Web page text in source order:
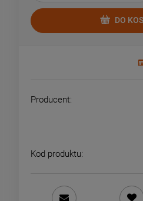
DO
Producent:
Kod produktu: